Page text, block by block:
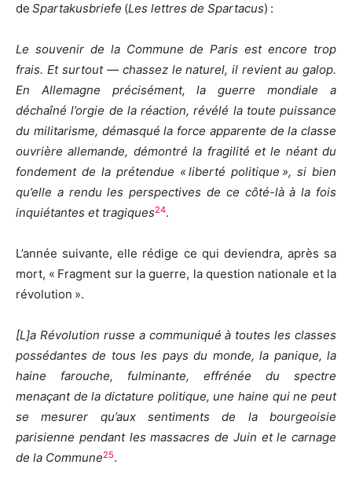
de Spartakusbriefe (Les lettres de Spartacus) :
Le souvenir de la Commune de Paris est encore trop
frais. Et surtout — chassez le naturel, il revient au galop.
En Allemagne précisément, la guerre mondiale a
déchaîné l’orgie de la réaction, révélé la toute puissance
du militarisme, démasqué la force apparente de la classe
ouvrière allemande, démontré la fragilité et le néant du
fondement de la prétendue « liberté politique », si bien
qu’elle a rendu les perspectives de ce côté-là à la fois
inquiétantes et tragiques24.
L’année suivante, elle rédige ce qui deviendra, après sa
mort, « Fragment sur la guerre, la question nationale et la
révolution ».
[L]a Révolution russe a communiqué à toutes les classes
possédantes de tous les pays du monde, la panique, la
haine farouche, fulminante, effrénée du spectre
menaçant de la dictature politique, une haine qui ne peut
se mesurer qu’aux sentiments de la bourgeoisie
parisienne pendant les massacres de Juin et le carnage
de la Commune25.